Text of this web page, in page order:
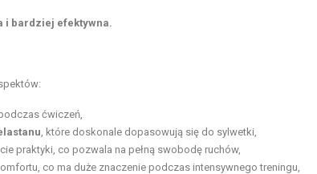
i bardziej efektywna.
ćwiczeń,
, które doskonale dopasowują się do sylwetki,
praktyki, co pozwala na pełną swobodę ruchów,
co ma duże znaczenie podczas intensywnego treningu,